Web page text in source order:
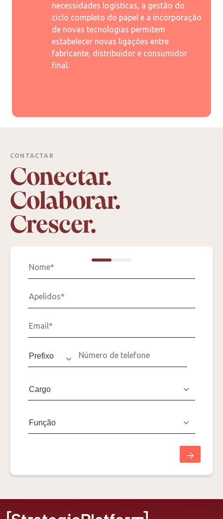
necessidades logísticas, a gestão do
ciclo completo do papel e a incorporação
de novas tecnologias permitem
estabelecer novas ligações entre
fabricante, distribuidor e consumidor
final.
CONTACTAR
Conectar.
Colaborar.
Crescer.